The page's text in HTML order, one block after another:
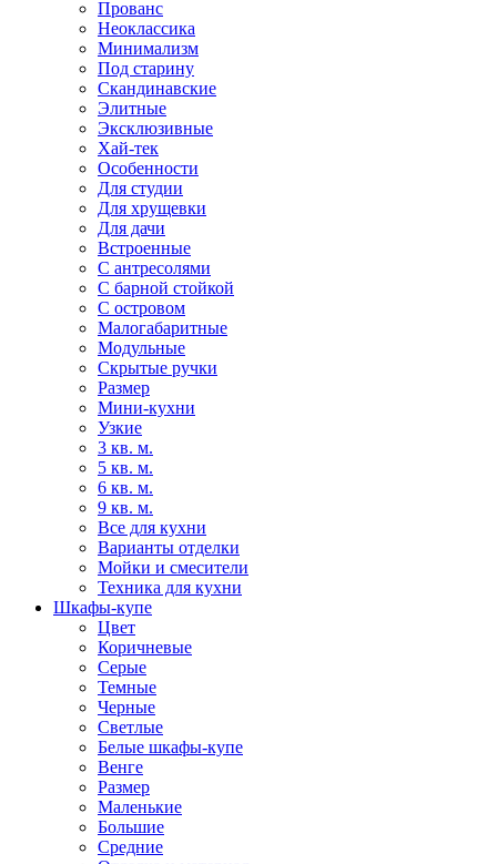
Прованс
Неоклассика
Минимализм
Под старину
Скандинавские
Элитные
Эксклюзивные
Хай-тек
Особенности
Для студии
Для хрущевки
Для дачи
Встроенные
С антресолями
С барной стойкой
С островом
Малогабаритные
Модульные
Скрытые ручки
Размер
Мини-кухни
Узкие
3 кв. м.
5 кв. м.
6 кв. м.
9 кв. м.
Все для кухни
Варианты отделки
Мойки и смесители
Техника для кухни
Шкафы-купе
Цвет
Коричневые
Серые
Темные
Черные
Светлые
Белые шкафы-купе
Венге
Размер
Маленькие
Большие
Средние